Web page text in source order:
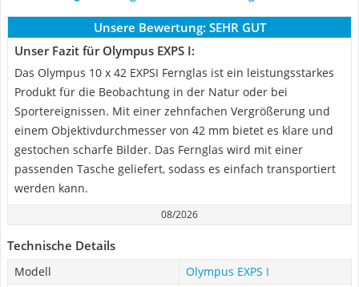
Unsere Bewertung: SEHR GUT
Unser Fazit für Olympus EXPS I:
Das Olympus 10 x 42 EXPSI Fernglas ist ein leistungsstarkes
Produkt für die Beobachtung in der Natur oder bei
Sportereignissen. Mit einer zehnfachen Vergrößerung und
einem Objektivdurchmesser von 42 mm bietet es klare und
gestochen scharfe Bilder. Das Fernglas wird mit einer
passenden Tasche geliefert, sodass es einfach transportiert
werden kann.
08/2026
Technische Details
Modell
Olympus EXPS I